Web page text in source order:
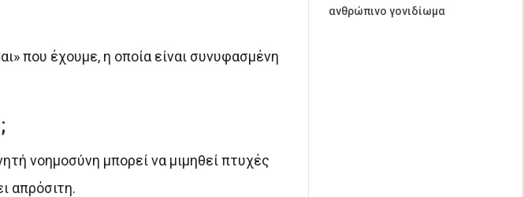
που έχουμε, η οποία είναι συνυφασμένη
νοημοσύνη μπορεί να μιμηθεί πτυχές
απρόσιτη.
ανθρώπινο γονιδίωμα